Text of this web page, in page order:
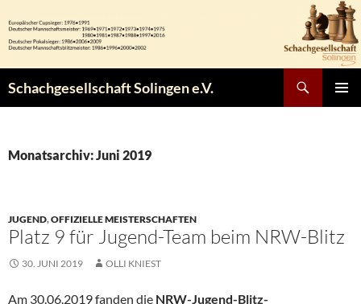
Inhalt
springen
Schachgesellschaft Solingen e.V.
Monatsarchiv: Juni 2019
JUGEND,OFFIZIELLE MEISTERSCHAFTEN
Platz 9 für Jugend-Team beim NRW-Blitz
30. JUNI 2019 OLLI KNIEST
Am 30.06.2019 fanden die NRW-Jugend-Blitz-